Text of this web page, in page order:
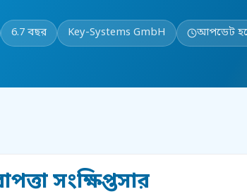
6.7 বছর Key-Systems GmbH আপডেট
সংক্ষিপ্তসার